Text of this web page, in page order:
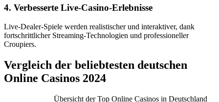
4. Verbesserte Live-Casino-Erlebnisse
Live-Dealer-Spiele werden realistischer und interaktiver, dank
fortschrittlicher Streaming-Technologien und professioneller
Croupiers.
Vergleich der beliebtesten deutschen
Online Casinos 2024
Übersicht der Top Online Casinos in Deutschland